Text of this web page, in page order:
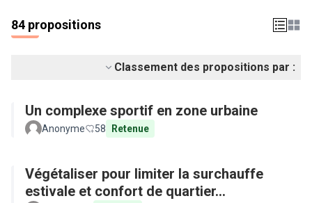
84 propositions
Classement des propositions par :
Un complexe sportif en zone urbaine
Anonyme 58 Retenue
Végétaliser pour limiter la surchauffe
estivale et confort de quartier...